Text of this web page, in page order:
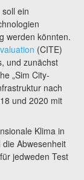
ein
werden könnten.
(CITE)
und zunächst
„Sim City-
nach
und 2020 mit
Klima in
Abwesenheit
jedweden Test